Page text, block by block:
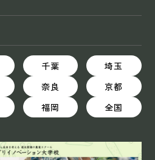
千葉
埼玉
奈良
京都
福岡 全国